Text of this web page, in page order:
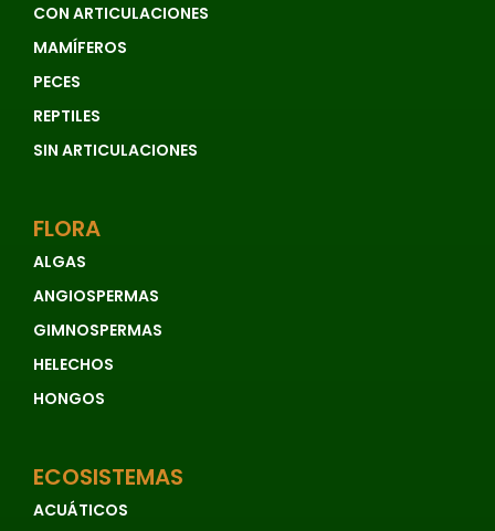
CON ARTICULACIONES
MAMÍFEROS
PECES
REPTILES
SIN ARTICULACIONES
FLORA
ALGAS
ANGIOSPERMAS
GIMNOSPERMAS
HELECHOS
HONGOS
ECOSISTEMAS
ACUÁTICOS